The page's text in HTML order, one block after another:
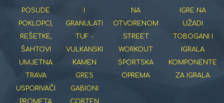
POSUDE
POKLOPCI,
REŠETKE,
ŠAHTOVI
UMJETNA
TRAVA
USPORIVAČI
PROMETA
I
GRANULATI
TUF -
VULKANSKI
KAMEN
GRES
GABIONI
CORTEN
NA
OTVORENOM
STREET
WORKOUT
SPORTSKA
OPREMA
IGRE NA
UŽADI
TOBOGANI I
IGRALA
KOMPONENTE
ZA IGRALA